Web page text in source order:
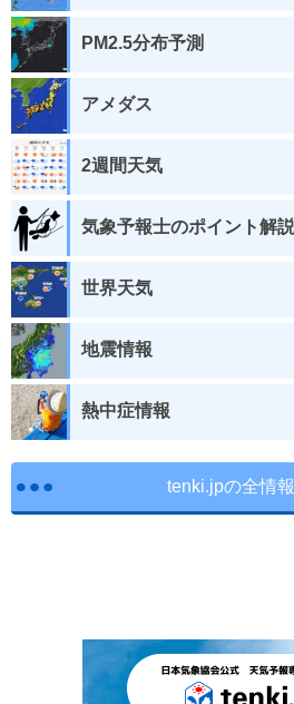
PM2.5分布予測
アメダス
2週間天気
気象予報士のポイント解説
世界天気
地震情報
熱中症情報
tenki.jpの全情